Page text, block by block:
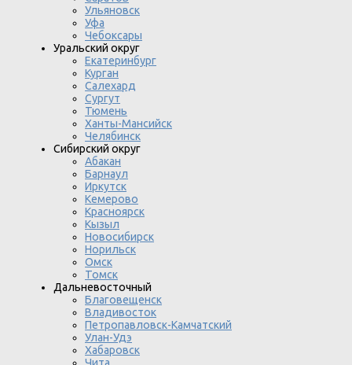
Ульяновск
Уфа
Чебоксары
Уральский округ
Екатеринбург
Курган
Салехард
Сургут
Тюмень
Ханты-Мансийск
Челябинск
Сибирский округ
Абакан
Барнаул
Иркутск
Кемерово
Красноярск
Кызыл
Новосибирск
Норильск
Омск
Томск
Дальневосточный
Благовещенск
Владивосток
Петропавловск-Камчатский
Улан-Удэ
Хабаровск
Чита